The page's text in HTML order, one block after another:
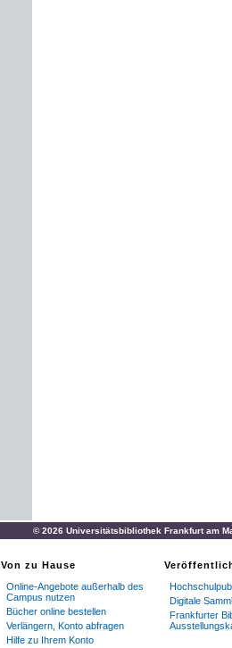
© 2026 Universitätsbibliothek Frankfurt am
Von zu Hause
Online-Angebote außerhalb des
Campus nutzen
Bücher online bestellen
Verlängern, Konto abfragen
Hilfe zu Ihrem Konto
Digitale
Frankfurter